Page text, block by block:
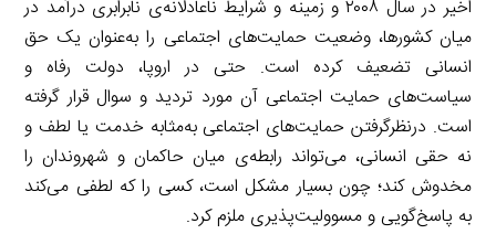
اخیر در سال ۲۰۰۸ و زمینه و شرایط ناعادلانه‌ی نابرابری درآمد در
میان کشورها، وضعیت حمایت‌های اجتماعی را به‌عنوان یک حق
انسانی تضعیف کرده است. حتی در اروپا، دولت رفاه و
سیاست‌های حمایت اجتماعی آن مورد تردید و سوال قرار گرفته
است. درنظرگرفتن حمایت‌های اجتماعی به‌مثابه خدمت یا لطف و
نه حقی انسانی، می‌تواند رابطه‌ی میان حاکمان و شهروندان را
مخدوش کند؛ چون بسیار مشکل است، کسی را که لطفی می‌کند
به پاسخ‌گویی و مسوولیت‌پذیری ملزم کرد.